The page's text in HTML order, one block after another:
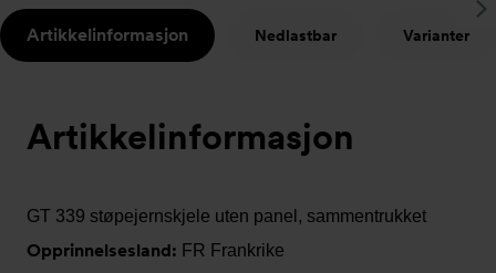
Artikkelinformasjon Nedlastbar Varianter
Artikkelinformasjon
GT 339 støpejernskjele uten panel, sammentrukket
Opprinnelsesland: FR Frankrike